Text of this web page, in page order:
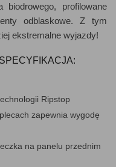
profilowane
odblaskowe. Z tym
ekstremalne wyjazdy!
Ripstop
zapewnia wygodę
na panelu przednim